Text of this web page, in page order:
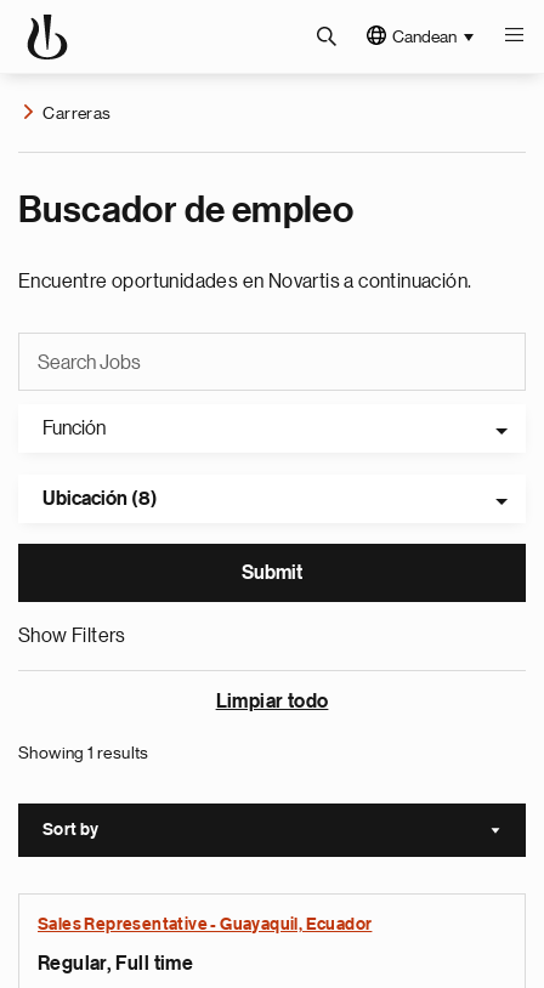
Candean
Carreras
Buscador de empleo
Encuentre oportunidades en Novartis a continuación.
Función
Ubicación (8)
Show Filters
Limpiar todo
Showing 1 results
Sort by Sort
Sales Representative - Guayaquil, Ecuador
Regular, Full time